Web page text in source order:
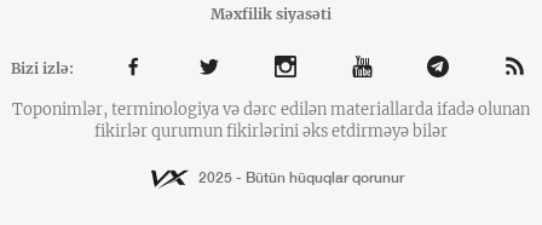
Məxfilik siyasəti
Bizi izlə:
Toponimlər, terminologiya və dərc edilən materiallarda ifadə olunan
fikirlər qurumun fikirlərini əks etdirməyə bilər
2025 - Bütün hüquqlar qorunur